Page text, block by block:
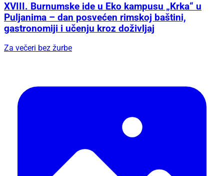
XVIII. Burnumske ide u Eko kampusu „Krka“ u
Puljanima – dan posvećen rimskoj baštini,
gastronomiji i učenju kroz doživljaj
Za večeri bez žurbe